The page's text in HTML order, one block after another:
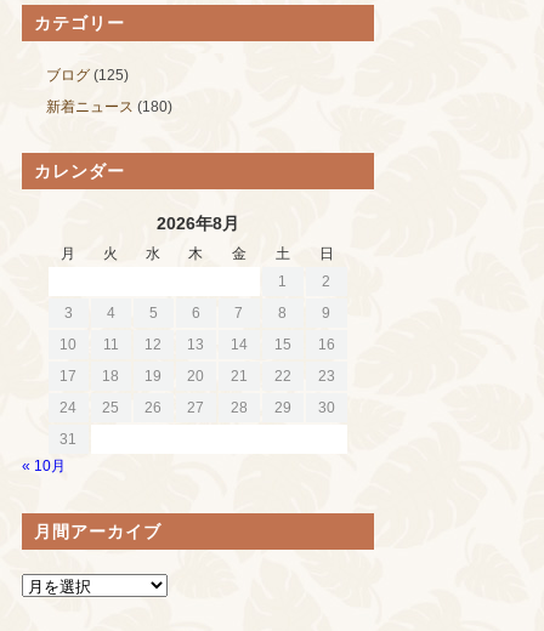
カテゴリー
ブログ(125)
新着ニュース (180)
カレンダー
2026年8月
月 火 水 木 金 土
日
1
2
3
4 5 6 7 8
9
10
11 12 13 14 15
16
17
18 19 20 21 22
23
24
25 26 27 28 29
30
31
« 10月
月間アーカイブ